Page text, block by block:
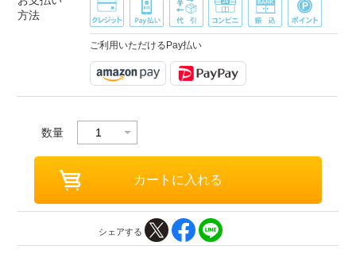
方法
ご利用いただけるPay払い
数量
シェアする